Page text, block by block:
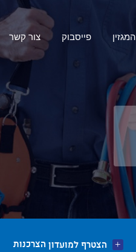
המגזין פייסבוק צור קשר
הצטרף למועדון הצרכנות